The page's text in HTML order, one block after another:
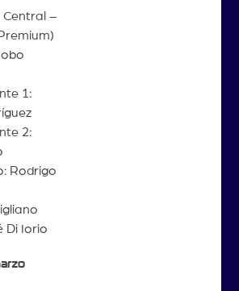
Central –
1:
2:
Rodrigo
Di Iorio